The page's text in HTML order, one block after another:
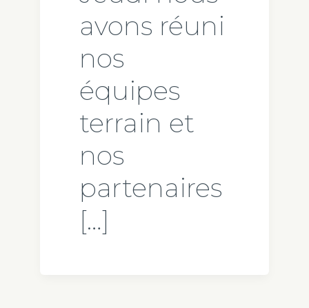
avons réuni
nos
équipes
terrain et
nos
partenaires
[…]